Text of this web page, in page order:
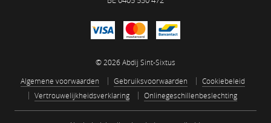
© 2026 Abdij Sint-Sixtus
Algemene voorwaarden
Gebruiksvoorwaarden
Cookiebeleid
Vertrouwelijkheidsverklaring
Onlinegeschillenbeslechting